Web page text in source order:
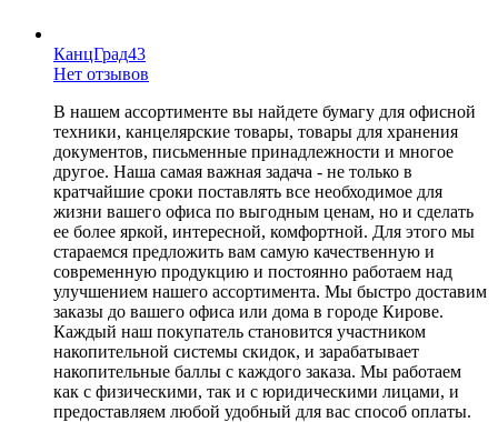
КанцГрад43
Нет отзывов
В нашем ассортименте вы найдете бумагу для офисной
техники, канцелярские товары, товары для хранения
документов, письменные принадлежности и многое
другое. Наша самая важная задача - не только в
кратчайшие сроки поставлять все необходимое для
жизни вашего офиса по выгодным ценам, но и сделать
ее более яркой, интересной, комфортной. Для этого мы
стараемся предложить вам самую качественную и
современную продукцию и постоянно работаем над
улучшением нашего ассортимента. Мы быстро доставим
заказы до вашего офиса или дома в городе Кирове.
Каждый наш покупатель становится участником
накопительной системы скидок, и зарабатывает
накопительные баллы с каждого заказа. Мы работаем
как с физическими, так и с юридическими лицами, и
предоставляем любой удобный для вас способ оплаты.